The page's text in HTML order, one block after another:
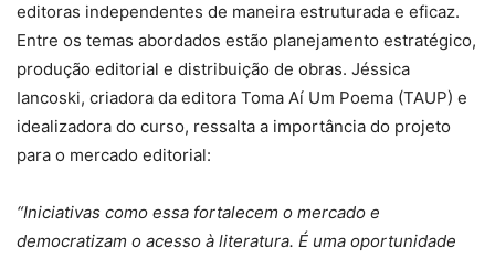
editoras independentes de maneira estruturada e eficaz.
Entre os temas abordados estão planejamento estratégico,
produção editorial e distribuição de obras. Jéssica
Iancoski, criadora da editora Toma Aí Um Poema (TAUP) e
idealizadora do curso, ressalta a importância do projeto
para o mercado editorial:
“Iniciativas como essa fortalecem o mercado e
democratizam o acesso à literatura. É uma oportunidade